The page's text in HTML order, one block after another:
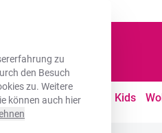
zu
den Besuch
zu. Weitere
können auch hier
Outdoor Freizeit Kids